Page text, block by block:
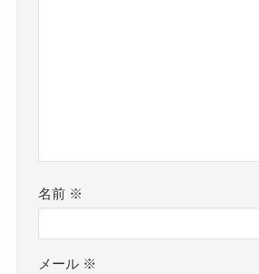
名前 ※
メール ※